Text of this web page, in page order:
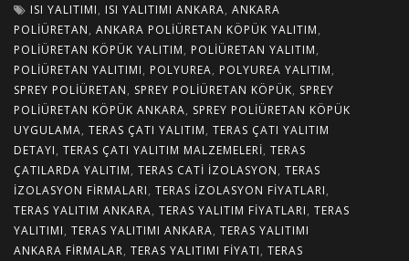
ISI YALITIMI, ISI YALITIMI ANKARA, ANKARA
POLIÜRETAN, ANKARA POLIÜRETAN KÖPÜK YALITIM,
POLIÜRETAN KÖPÜK YALITIM, POLIÜRETAN YALITIM,
POLIÜRETAN YALITIMI, POLYUREA, POLYUREA YALITIM,
SPREY POLIÜRETAN, SPREY POLIÜRETAN KÖPÜK, SPREY
POLIÜRETAN KÖPÜK ANKARA, SPREY POLIÜRETAN KÖPÜK
UYGULAMA, TERAS ÇATI YALITIM, TERAS ÇATI YALITIM
DETAYI, TERAS ÇATI YALITIM MALZEMELERI, TERAS
ÇATILARDA YALITIM, TERAS CATI IZOLASYON, TERAS
IZOLASYON FIRMALARI, TERAS IZOLASYON FIYATLARI,
TERAS YALITIM ANKARA, TERAS YALITIM FIYATLARI, TERAS
YALITIMI, TERAS YALITIMI ANKARA, TERAS YALITIMI
ANKARA FIRMALAR, TERAS YALITIMI FIYATI, TERAS